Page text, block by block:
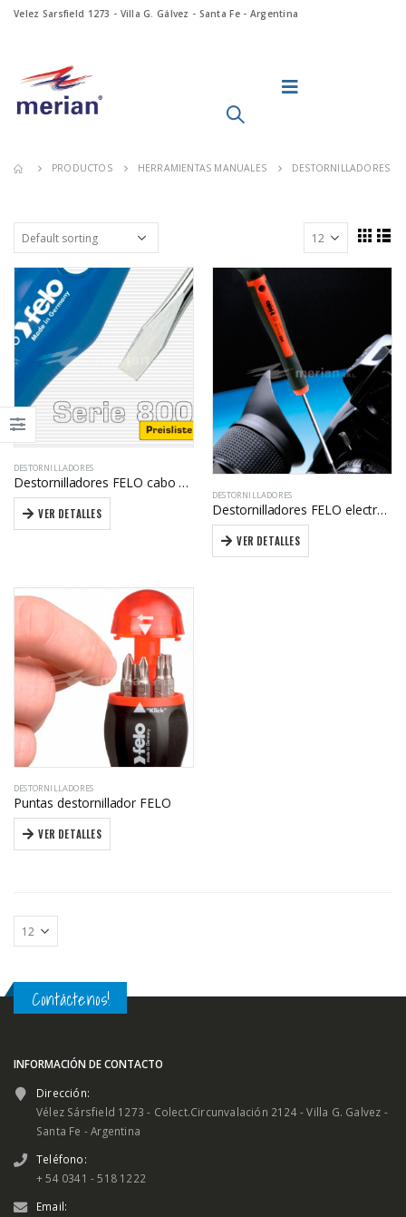
Velez Sarsfield 1273 - Villa G. Gálvez - Santa Fe - Argentina
PRODUCTOS HERRAMIENTAS MANUALES DESTORNILLADORES
DESTORNILLADORES
Destornilladores FELO cabo azul
VER DETALLES
DESTORNILLADORES
Destornilladores FELO electronik
VER DETALLES
DESTORNILLADORES
Puntas destornillador FELO
VER DETALLES
Contáctenos!
INFORMACIÓN DE CONTACTO
Dirección:
Vélez Sársfield 1273 - Colect.Circunvalación 2124 - Villa G. Galvez -
Santa Fe - Argentina
Teléfono:
+ 54 0341 - 518 1222
Email: